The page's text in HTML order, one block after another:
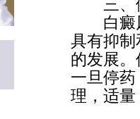
三、
白癜风
具有抑
的发展
一旦停
理，适